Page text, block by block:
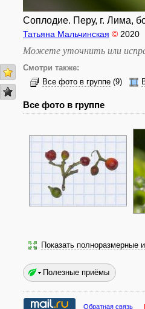
Соплодие. Перу, г. Лима,
Татьяна Мальчинская © 2020
Можете уточнить или
Смотри также:
Все фото в группе (9)
Все фото в группе
Показать полноразмерные
Полезные приёмы
Обратная связь